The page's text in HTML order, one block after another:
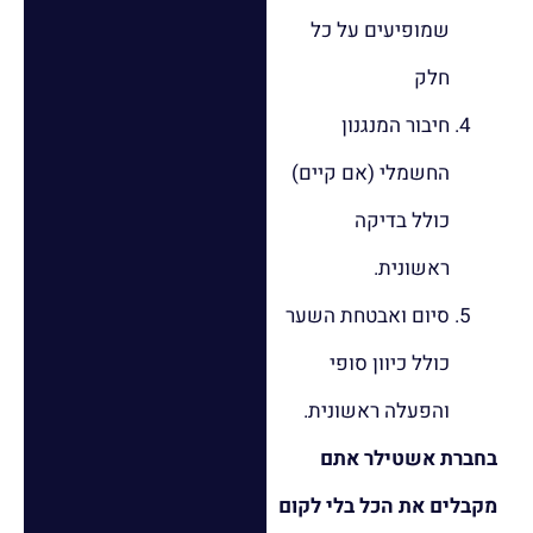
שמופיעים על כל
חלק
חיבור המנגנון
החשמלי (אם קיים)
כולל בדיקה
ראשונית.
סיום ואבטחת השער
כולל כיוון סופי
והפעלה ראשונית.
בחברת אשטילר אתם
מקבלים את הכל בלי לקום